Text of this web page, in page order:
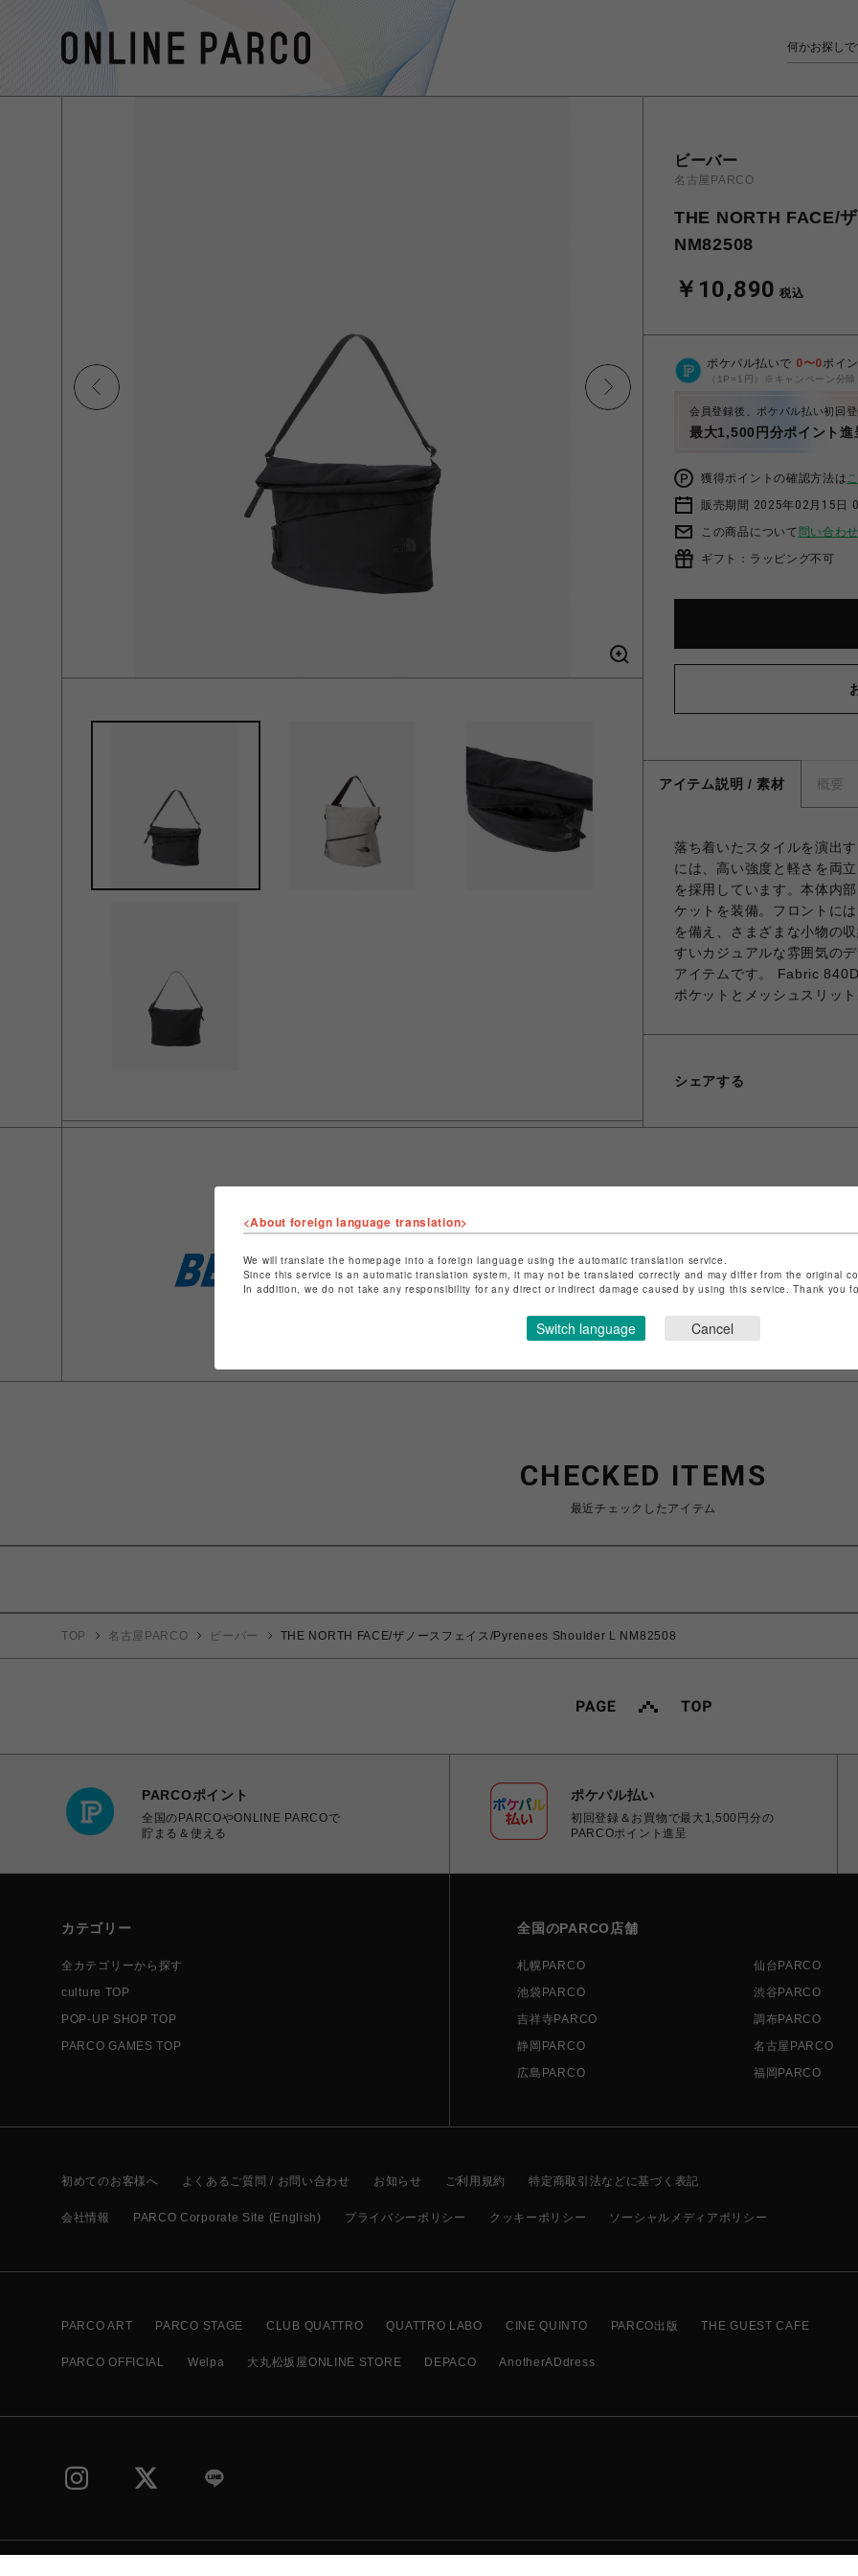
ビーバー
名古屋PARCO
THE NORTH FACE/
NM82508
￥10,890 税込
ポケパル払いで 0〜0ポイ
（1P=1円）※キャンペーン分除
会員登録後、ポケパル払い初回
最大1,500円分ポイント進
獲得ポイントの確認方法は
販売期間 2025年02月15日
この商品について 問い合わ
ギフト：ラッピング不可
アイテム説明 / 素材 概要
落ち着いたスタイルを演出
には、高い強度と軽さを両
を採用しています。本体内
ケットを装備。フロントに
を備え、さまざまな小物の
すいカジュアルな雰囲気の
アイテムです。 Fabric
ポケットとメッシュスリッ
シェアする
ショップ名
店舗名
名古屋PARCO
特定商取引法など法令に基づく表記はこちら
ショップお問い合わせはこちら
CHECKED ITEMS
最近チェックしたアイテム
TOP 名古屋PARCO ビーバー THE NORTH FACE/ザノースフェイス/Pyrenees Shoulder L NM82508
PARCOポイント
全国のPARCOやONLINE PARCOで
貯まる＆使える
ポケパル払い
初回登録＆お買物で最大1,500円分の
PARCOポイント進呈
カテゴリー
全カテゴリーから探す
culture TOP
POP-UP SHOP TOP
PARCO GAMES TOP
全国のPARCO店舗
札幌PARCO 仙台PARCO
池袋PARCO
渋谷PARCO
吉祥寺PARCO
調布PARCO
静岡PARCO
名古屋PARCO
広島PARCO
福岡PARCO
初めてのお客様へ よくあるご質問 / お問い合わせ お知らせ ご利用規約 特定商取引法などに基づく表記
会社情報 PARCO Corporate Site (English) プライバシーポリシー クッキーポリシー ソーシャルメディアポリシー
PARCO ART PARCO STAGE CLUB QUATTRO QUATTRO LABO CINE QUINTO PARCO出版 THE GUEST CAFE
PARCO OFFICIAL Welpa 大丸松坂屋ONLINE STORE DEPACO AnotherADdress
<About foreign language translation>
We will translate the homepage into a foreign language using the automatic translation service.
Since this service is an automatic translation system, it may not be translated correctly and may differ from the original
In addition, we do not take any responsibility for any direct or indirect damage caused by using this service. Thank you
Switch language Cancel